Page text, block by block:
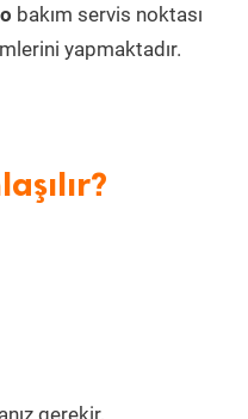
bakım servis noktası
yapmaktadır.
gerekir.